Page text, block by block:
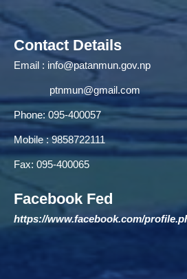
Contact Details
Email : info@patanmun.gov.np
ptnmun@gmail.com
Phone: 095-400057
Mobile : 9858722111
Fax: 095-400065
Facebook Fed
https://www.facebook.com/